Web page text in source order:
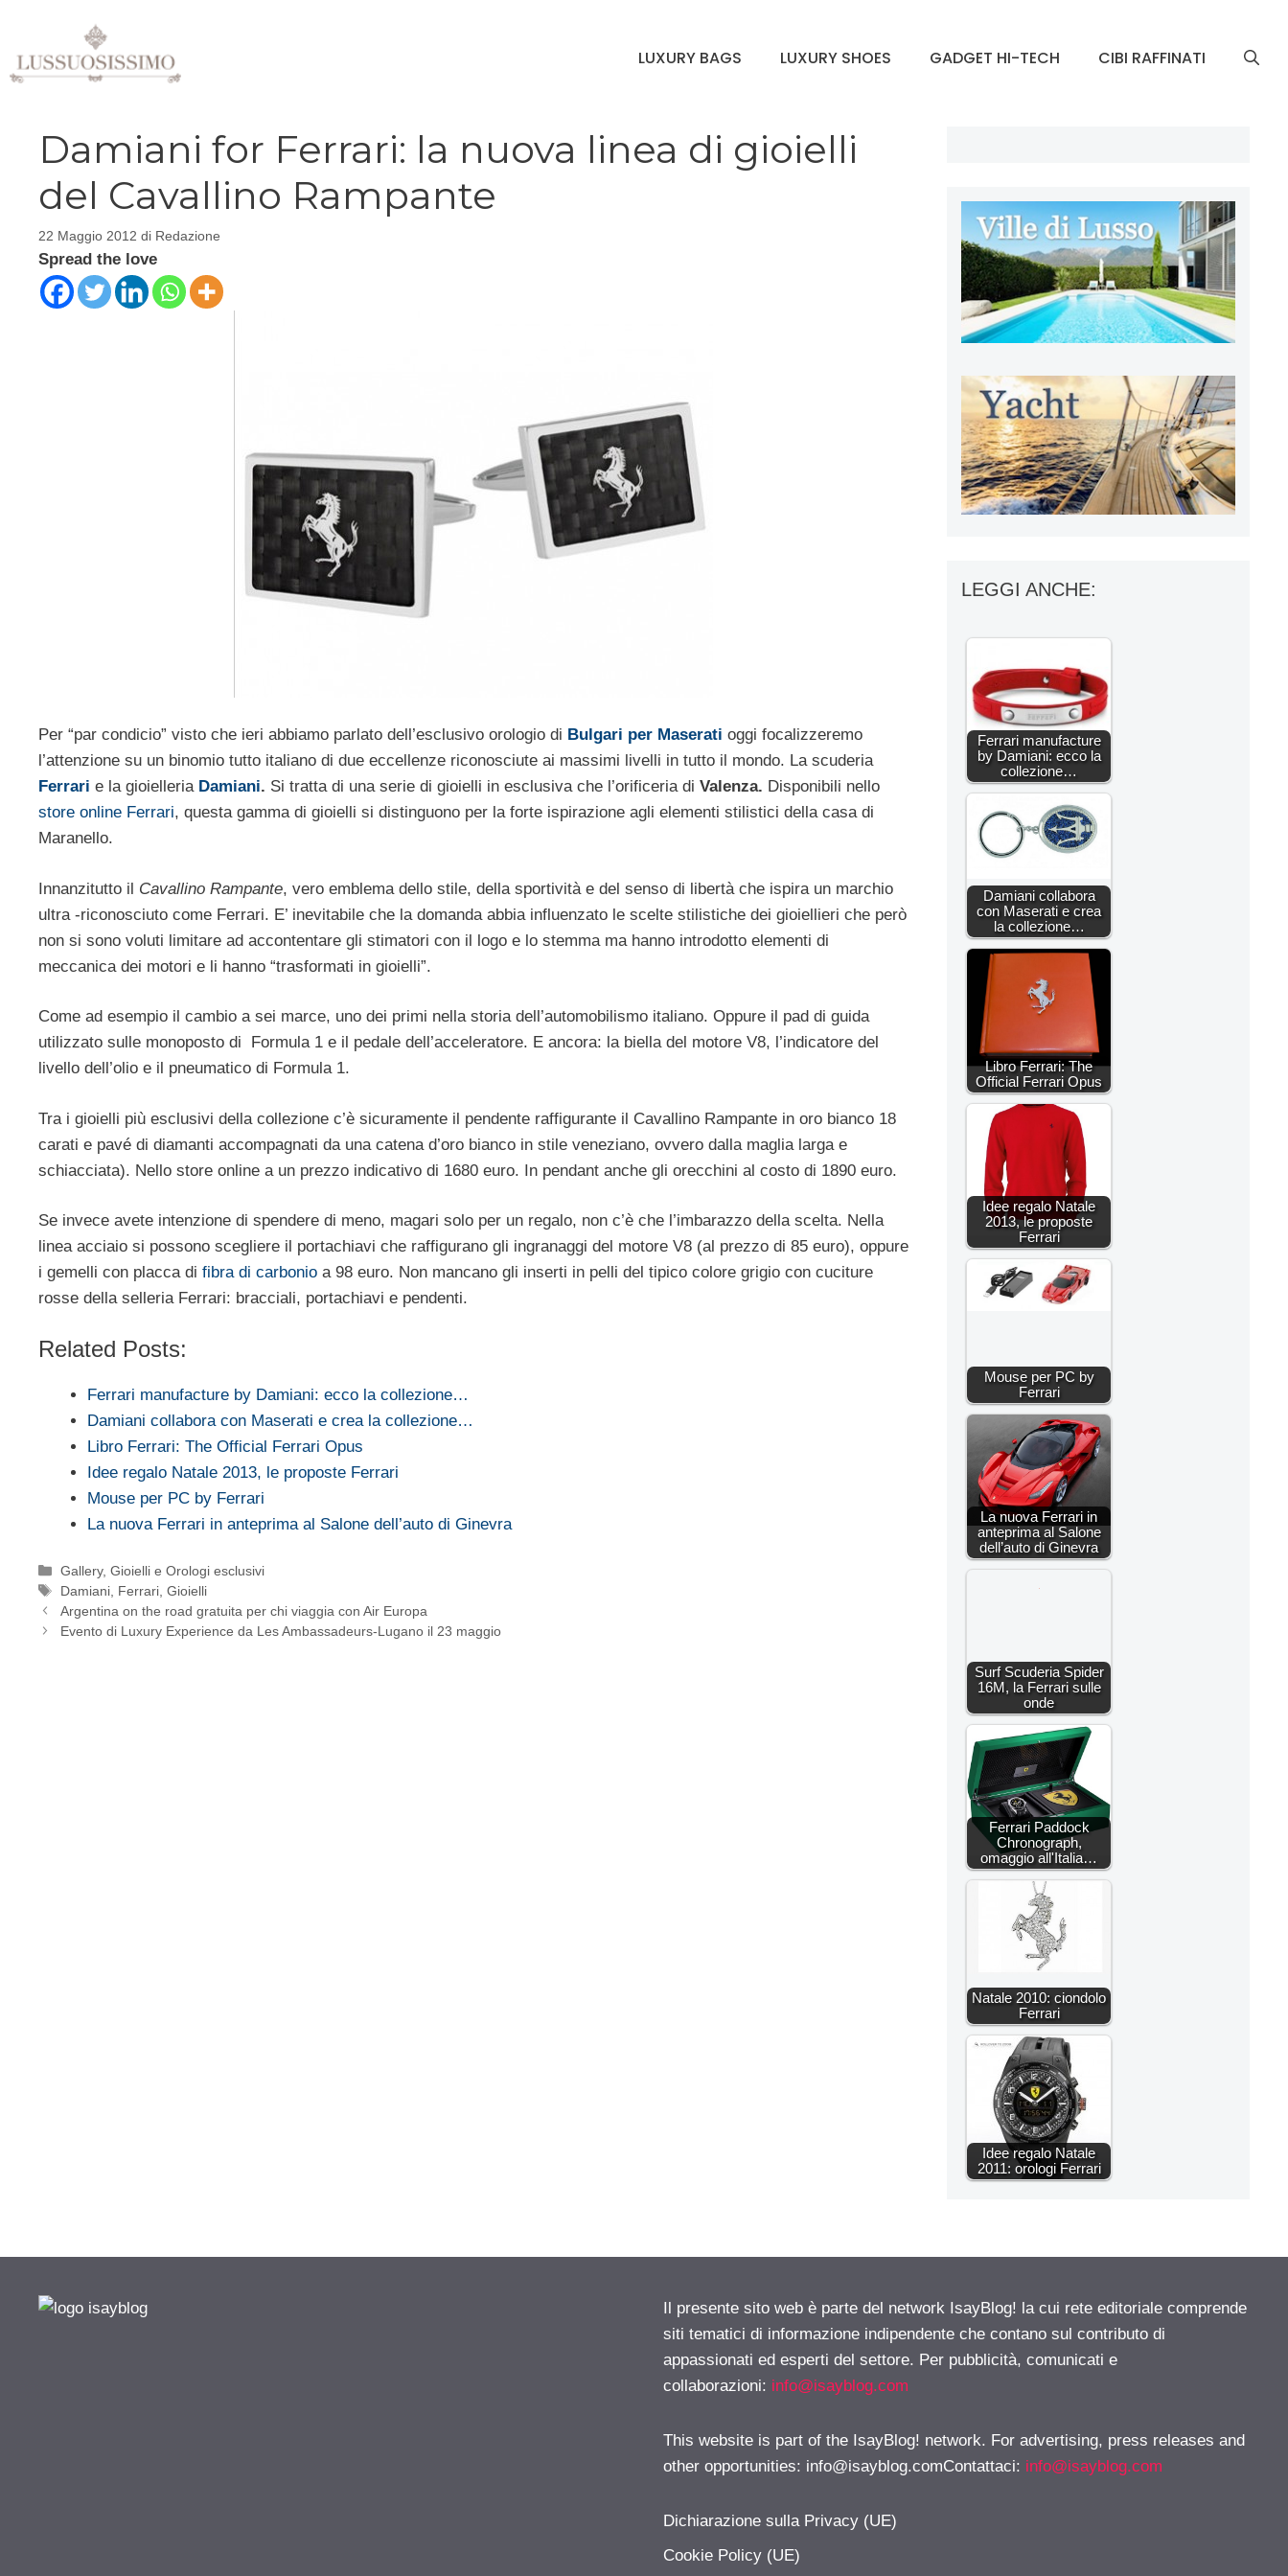
contenuto
LUXURY BAGS LUXURY SHOES GADGET HI-TECH CIBI RAFFINATI
Damiani for Ferrari: la nuova linea di gioielli
del Cavallino Rampante
22 Maggio 2012 di Redazione
Spread the love
Per “par condicio” visto che ieri abbiamo parlato dell’esclusivo orologio di Bulgari per Maserati oggi focalizzeremo
l’attenzione su un binomio tutto italiano di due eccellenze riconosciute ai massimi livelli in tutto il mondo. La scuderia
Ferrari e la gioielleria Damiani. Si tratta di una serie di gioielli in esclusiva che l’orificeria di Valenza. Disponibili nello
store online Ferrari, questa gamma di gioielli si distinguono per la forte ispirazione agli elementi stilistici della casa di
Maranello.
Innanzitutto il Cavallino Rampante, vero emblema dello stile, della sportività e del senso di libertà che ispira un marchio
ultra -riconosciuto come Ferrari. E’ inevitabile che la domanda abbia influenzato le scelte stilistiche dei gioiellieri che però
non si sono voluti limitare ad accontentare gli stimatori con il logo e lo stemma ma hanno introdotto elementi di
meccanica dei motori e li hanno “trasformati in gioielli”.
Come ad esempio il cambio a sei marce, uno dei primi nella storia dell’automobilismo italiano. Oppure il pad di guida
utilizzato sulle monoposto di Formula 1 e il pedale dell’acceleratore. E ancora: la biella del motore V8, l’indicatore del
livello dell’olio e il pneumatico di Formula 1.
Tra i gioielli più esclusivi della collezione c’è sicuramente il pendente raffigurante il Cavallino Rampante in oro bianco 18
carati e pavé di diamanti accompagnati da una catena d’oro bianco in stile veneziano, ovvero dalla maglia larga e
schiacciata). Nello store online a un prezzo indicativo di 1680 euro. In pendant anche gli orecchini al costo di 1890 euro.
Se invece avete intenzione di spendere di meno, magari solo per un regalo, non c’è che l’imbarazzo della scelta. Nella
linea acciaio si possono scegliere il portachiavi che raffigurano gli ingranaggi del motore V8 (al prezzo di 85 euro), oppure
i gemelli con placca di fibra di carbonio a 98 euro. Non mancano gli inserti in pelli del tipico colore grigio con cuciture
rosse della selleria Ferrari: bracciali, portachiavi e pendenti.
Related Posts:
Ferrari manufacture by Damiani: ecco la collezione…
Damiani collabora con Maserati e crea la collezione…
Libro Ferrari: The Official Ferrari Opus
Idee regalo Natale 2013, le proposte Ferrari
Mouse per PC by Ferrari
La nuova Ferrari in anteprima al Salone dell’auto di Ginevra
Categorie
Gallery,Gioielli e Orologi esclusivi
Tag
Damiani Ferrari ,Gioielli
Argentina on the road gratuita per chi viaggia con Air Europa
Evento di Luxury Experience da Les Ambassadeurs-Lugano il 23 maggio
LEGGI ANCHE:
Ferrari manufacture
by Damiani: ecco la
collezione…
Damiani collabora
con Maserati e crea
la collezione…
Libro Ferrari: The
Official Ferrari Opus
Idee regalo Natale
2013, le proposte
Ferrari
Mouse per PC by
Ferrari
La nuova Ferrari in
anteprima al Salone
dell’auto di Ginevra
Surf Scuderia Spider
16M, la Ferrari sulle
onde
Ferrari Paddock
Chronograph,
omaggio all'Italia…
Natale 2010: ciondolo
Ferrari
Idee regalo Natale
2011: orologi Ferrari
Il presente sito web è parte del network IsayBlog! la cui rete editoriale comprende
siti tematici di informazione indipendente che contano sul contributo di
appassionati ed esperti del settore. Per pubblicità, comunicati e
collaborazioni: info@isayblog.com
This website is part of the IsayBlog! network. For advertising, press releases and
other opportunities: info@isayblog.comContattaci: info@isayblog.com
Dichiarazione sulla Privacy (UE)
Cookie Policy (UE)